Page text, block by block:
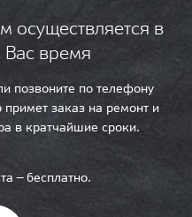
осуществляется в
Вас время
позвоните по телефону
заказ на ремонт и
в кратчайшие сроки.
— бесплатно.